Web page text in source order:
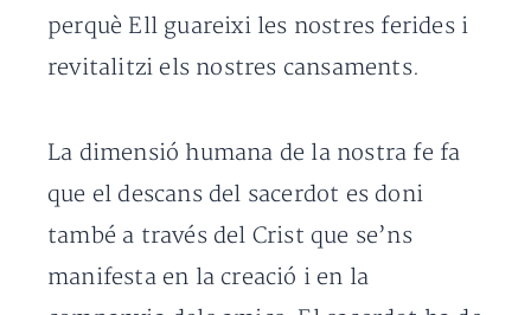
perquè Ell guareixi les nostres ferides i
revitalitzi els nostres cansaments.
La dimensió humana de la nostra fe fa
que el descans del sacerdot es doni
també a través del Crist que se’ns
manifesta en la creació i en la